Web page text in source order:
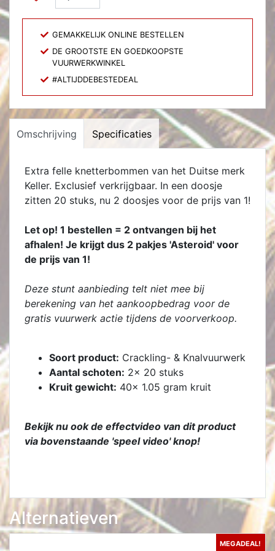
GEMAKKELIJK ONLINE BESTELLEN
DE GROOTSTE EN GOEDKOOPSTE
VUURWERKWINKEL
#ALTIJDDEBESTEDEAL
Omschrijving Specificaties
Extra felle knetterbommen van het Duitse merk
Keller. Exclusief verkrijgbaar. In een doosje
zitten 20 stuks, nu 2 doosjes voor de prijs van 1!
Let op! 1 bestellen = 2 ontvangen bij het
afhalen! Je krijgt dus 2 pakjes 'Asteroid' voor
de prijs van 1!
Deze stunt aanbieding telt niet mee bij
berekening van het aankoopbedrag voor de
gratis vuurwerk actie tijdens de voorverkoop.
Soort product: Crackling- & Knalvuurwerk
Aantal schoten: 2x 20 stuks
Kruit gewicht: 40x 1.05 gram kruit
Bekijk nu ook de effectvideo van dit product
via bovenstaande 'speel video' knop!
Alternatieven
MEGADEAL!